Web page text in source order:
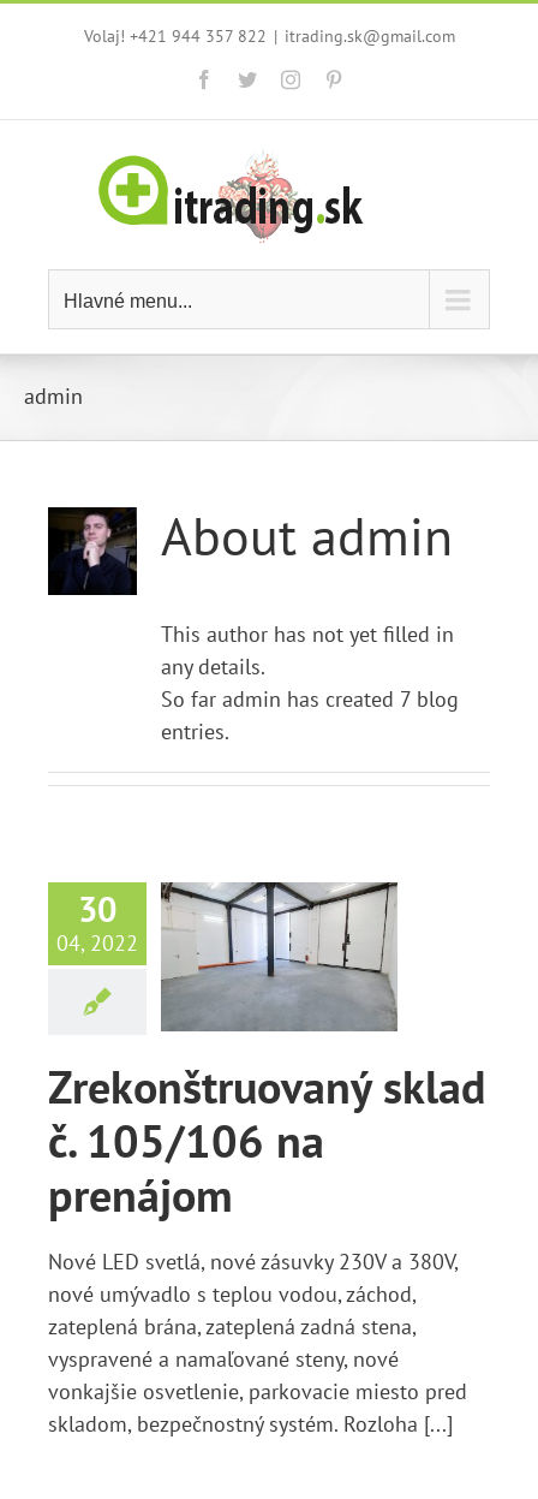
Volaj! +421 944 357 822 | itrading.sk@gmail.com
Facebook
TwitterInstagram
Hlavné menu...
admin
About admin
This author has not yet filled in
any details.
So far admin has created 7 blog
entries.
30
04, 2022
č.
106 na
SprávyZrekonštruovaný sklad
č. 105/106 na
prenájom
Nové LED svetlá, nové zásuvky 230V a 380V,
nové umývadlo s teplou vodou, záchod,
zateplená brána, zateplená zadná stena,
vyspravené a namaľované steny, nové
vonkajšie osvetlenie, parkovacie miesto pred
skladom, bezpečnostný systém. Rozloha [...]